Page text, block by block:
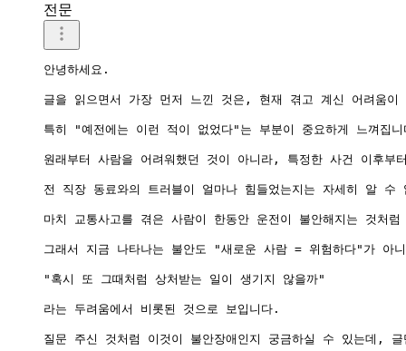
전문
안녕하세요.
글을 읽으면서 가장 먼저 느낀 것은, 현재 겪고 계신 어려움
특히 "예전에는 이런 적이 없었다"는 부분이 중요하게 느껴집
원래부터 사람을 어려워했던 것이 아니라, 특정한 사건 이후
전 직장 동료와의 트러블이 얼마나 힘들었는지는 자세히 알
마치 교통사고를 겪은 사람이 한동안 운전이 불안해지는 것처
그래서 지금 나타나는 불안도 "새로운 사람 = 위험하다"가 아
"혹시 또 그때처럼 상처받는 일이 생기지 않을까"
라는 두려움에서 비롯된 것으로 보입니다.
질문 주신 것처럼 이것이 불안장애인지 궁금하실 수 있는데,